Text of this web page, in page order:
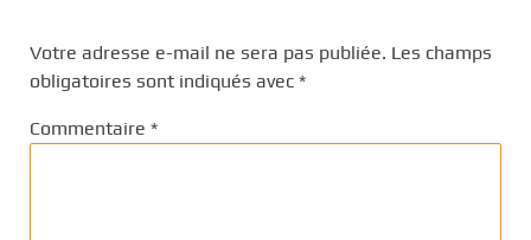
Votre adresse e-mail ne sera pas publiée. Les champs
obligatoires sont indiqués avec *
Commentaire *